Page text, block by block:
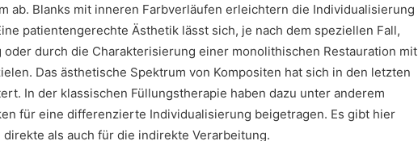
ab. Blanks mit inneren Farbverläufen erleichtern die Individualisierung
patientengerechte Ästhetik lässt sich, je nach dem speziellen Fall,
durch die Charakterisierung einer monolithischen Restauration mit
Das ästhetische Spektrum von Kompositen hat sich in den letzten
In der klassischen Füllungstherapie haben dazu unter anderem
für eine differenzierte Individualisierung beigetragen. Es gibt hier
als auch für die indirekte Verarbeitung.